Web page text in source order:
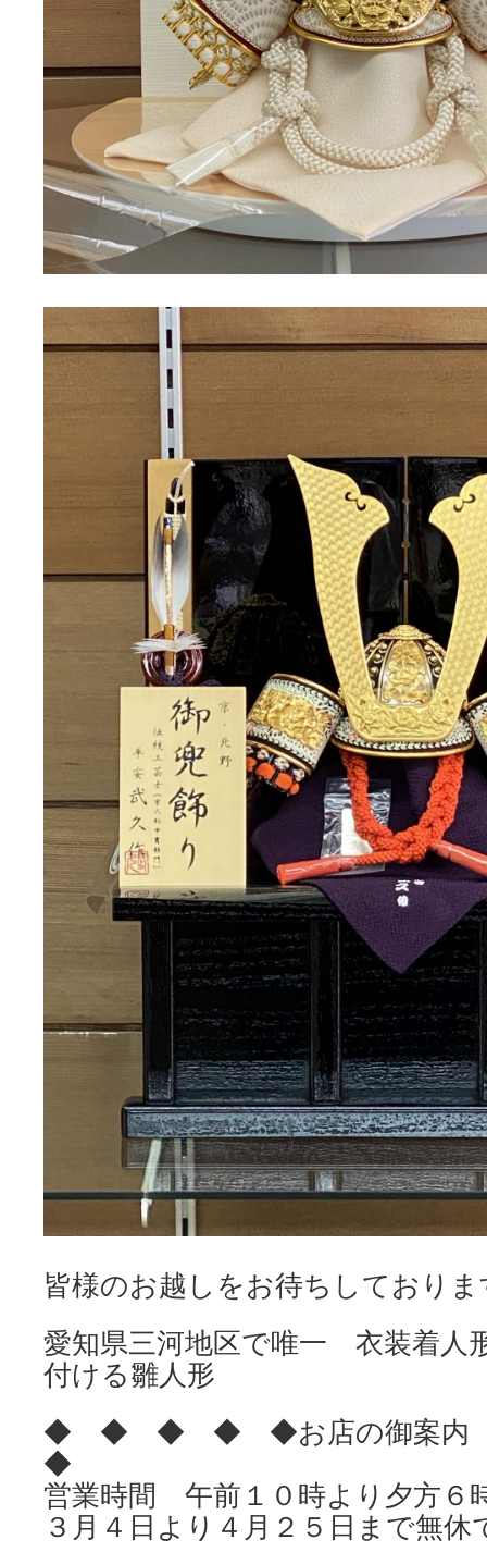
皆様のお越しをお待ちしておりま
愛知県三河地区で唯一 衣装着人
付ける雛人形
◆ ◆ ◆ ◆ ◆お店の御
◆
営業時間 午前１０時より夕方６
３月４日より４月２５日まで無